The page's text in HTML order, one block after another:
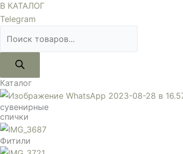
В КАТАЛОГ
Telegram
Каталог
сувенирные
спички
Фитили